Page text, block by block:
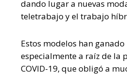
dando lugar a nuevas
teletrabajo y el trabajo
Estos modelos han
especialmente a raíz de la
COVID-19, que obligó a